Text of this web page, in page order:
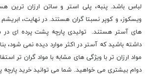
لباس باشد. پنبه، پلی استر و ساتن ارزان ترین
ویسکوز، و کوپر نسبتا گران هستند. در نهایت،
های آستر هستند. تولیدی پارچه پشت پرده ای در
داشته باشید که آستر در اکثر موارد دیده نمی شود،
مواد ارزان تر با ویژگی های مشابه با مواد گران تر
دوام بیشتری می خواهید. شما می توانید خرید